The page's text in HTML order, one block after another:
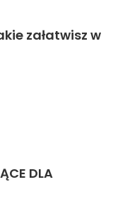
załatwisz w
DLA